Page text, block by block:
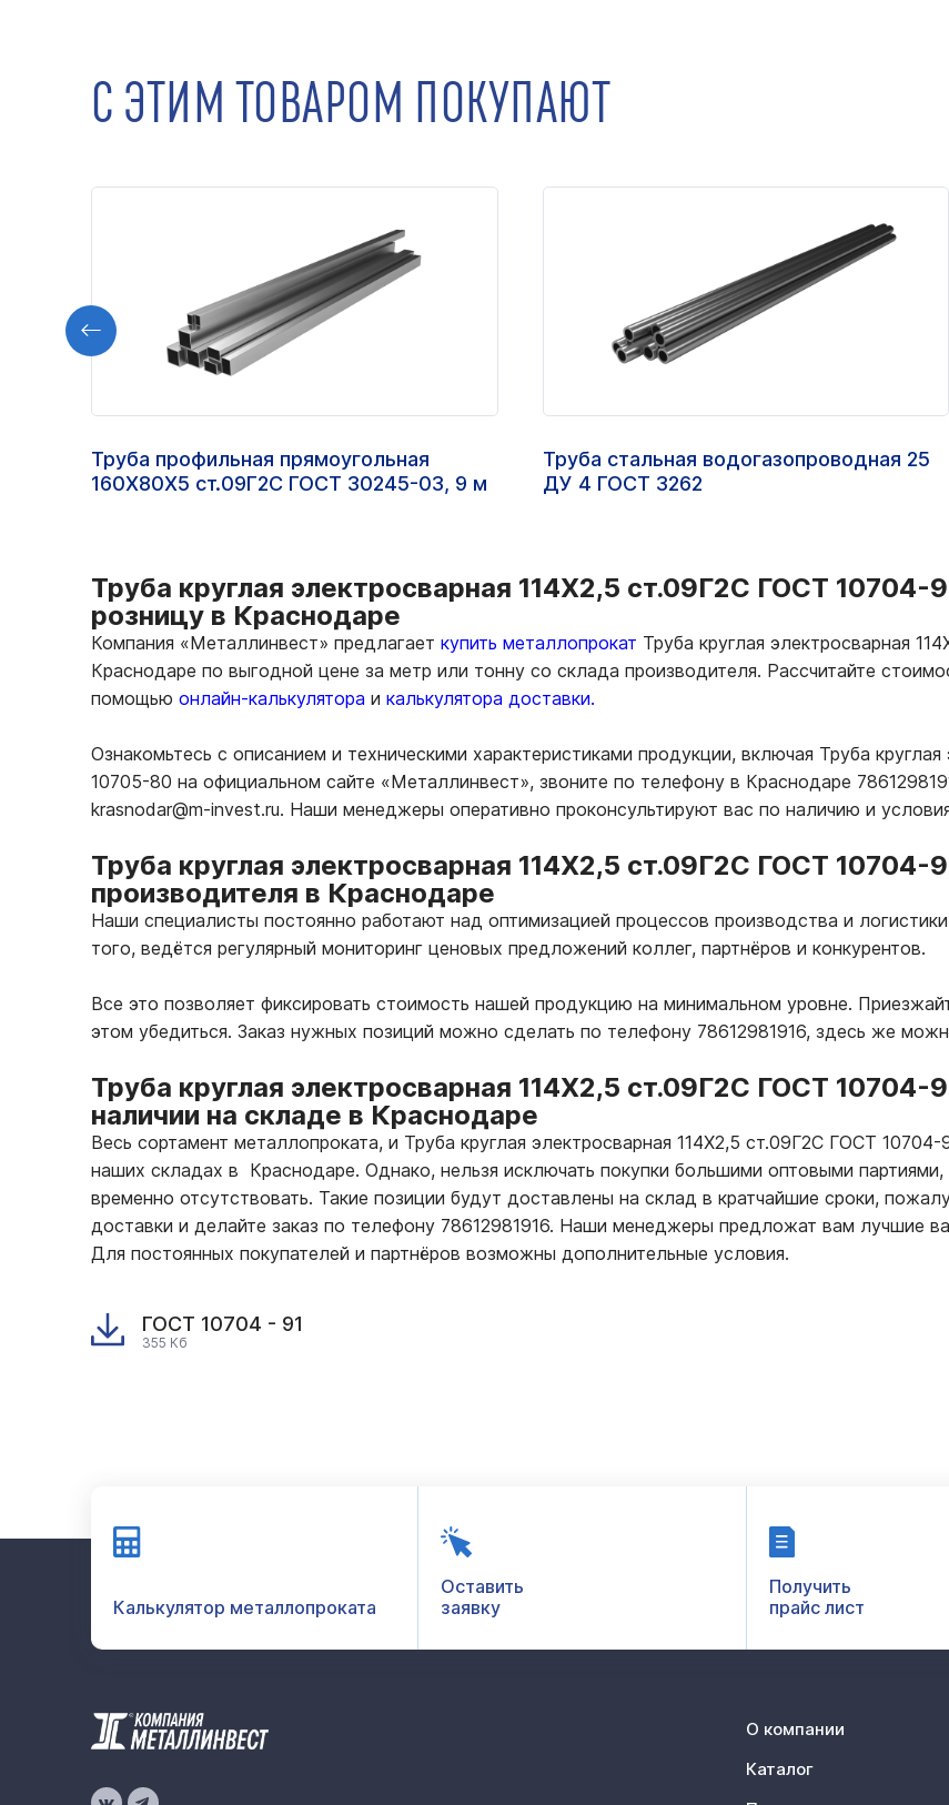
С ЭТИМ ТОВАРОМ ПОКУПАЮТ
Труба профильная прямоугольная
160Х80Х5 ст.09Г2С ГОСТ 30245-03, 9 м
Труба стальная водогазопроводная 25
ДУ 4 ГОСТ 3262
Труба круглая электросварная 114Х2,5 ст.09Г2С ГОСТ 10704-
розницу в Краснодаре
Компания «Металлинвест» предлагает купить металлопрокат Труба круглая электросварная
Краснодаре по выгодной цене за метр или тонну со склада производителя. Рассчитайте
помощью онлайн-калькулятора и калькулятора доставки.
Ознакомьтесь с описанием и техническими характеристиками продукции, включая Труба
10705-80 на официальном сайте «Металлинвест», звоните по телефону в Краснодаре
krasnodar@m-invest.ru. Наши менеджеры оперативно проконсультируют вас по наличию и
Труба круглая электросварная 114Х2,5 ст.09Г2С ГОСТ
производителя в Краснодаре
Наши специалисты постоянно работают над оптимизацией процессов производства и
того, ведётся регулярный мониторинг ценовых предложений коллег, партнёров и конкурентов.
Все это позволяет фиксировать стоимость нашей продукцию на минимальном уровне.
этом убедиться. Заказ нужных позиций можно сделать по телефону 78612981916, здесь же
Труба круглая электросварная 114Х2,5 ст.09Г2С ГОСТ 10704-
наличии на складе в Краснодаре
Весь сортамент металлопроката, и Труба круглая электросварная 114Х2,5 ст.09Г2С ГОСТ 10704-
наших складах в Краснодаре. Однако, нельзя исключать покупки большими оптовыми
временно отсутствовать. Такие позиции будут доставлены на склад в кратчайшие сроки,
доставки и делайте заказ по телефону 78612981916. Наши менеджеры предложат вам лучшие
Для постоянных покупателей и партнёров возможны дополнительные условия.
ГОСТ 10704 - 91
355 Кб
Калькулятор металлопроката
Оставить
заявку
Получить
прайс лист
О компании
Каталог